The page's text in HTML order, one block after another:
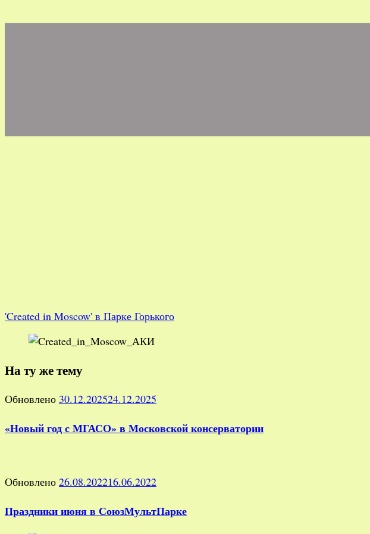
'Created in Moscow' в Парке Горького
На ту же тему
Обновлено 30.12.202524.12.2025
«Новый год с МГАСО» в Московской консерватории
Обновлено 26.08.202216.06.2022
Праздники июня в СоюзМультПарке